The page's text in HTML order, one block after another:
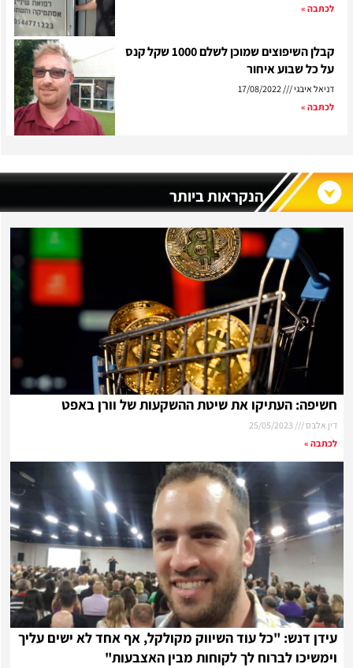
לכתבה »
קבלן השיפוצים שמוכן לשלם 1000 שקל קנס
על כל שבוע איחור
דניאל איבגי
17/08/2022
לכתבה »
הנקראות ביותר
חשיפה: העתיקו את שיטת ההשקעות של וורן באפט
דין אלבס
לכתבה »
עידן דנש: "כל עוד השיווק מקולקל, אף אחד לא ישים עליך
וימשיכו לברוח לך לקוחות מבין האצבעות"